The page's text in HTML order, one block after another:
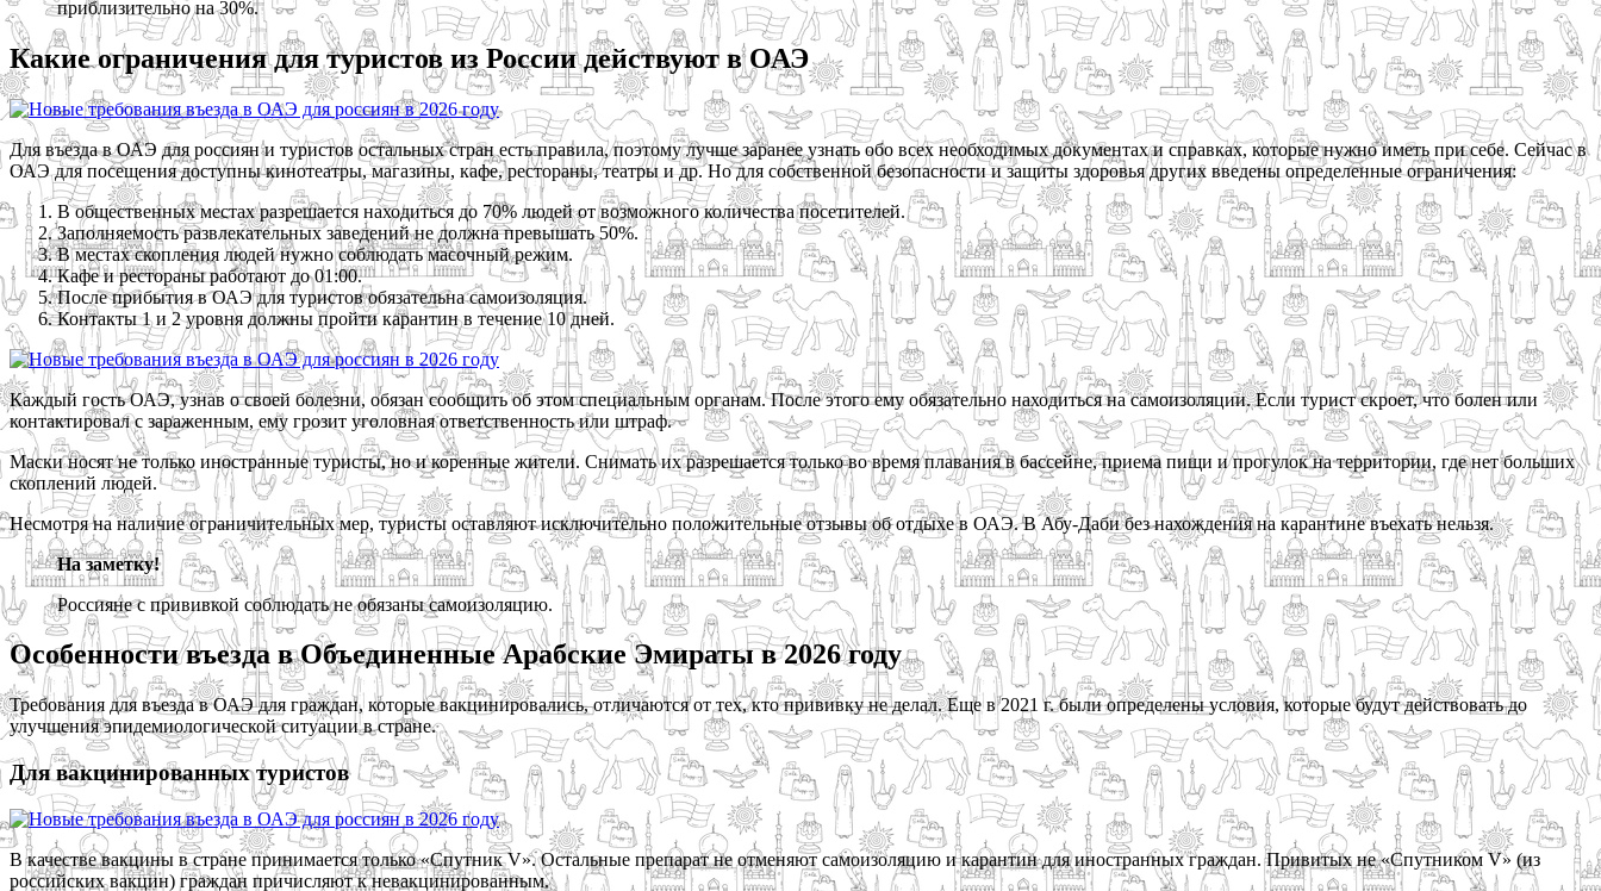
приблизительно на 30%.
Какие ограничения для туристов из России действуют в ОАЭ
Для въезда в ОАЭ для россиян и туристов остальных стран есть правила, поэтому лучше заранее узнать обо всех необходимых документах и справках, которые нужно иметь при себе. Сейчас в
ОАЭ для посещения доступны кинотеатры, магазины, кафе, рестораны, театры и др. Но для собственной безопасности и защиты здоровья других введены определенные ограничения:
В общественных местах разрешается находиться до 70% людей от возможного количества посетителей.
Заполняемость развлекательных заведений не должна превышать 50%.
В местах скопления людей нужно соблюдать масочный режим.
Кафе и рестораны работают до 01:00.
После прибытия в ОАЭ для туристов обязательна самоизоляция.
Контакты 1 и 2 уровня должны пройти карантин в течение 10 дней.
Каждый гость ОАЭ, узнав о своей болезни, обязан сообщить об этом специальным органам. После этого ему обязательно находиться на самоизоляции. Если турист скроет, что болен или
контактировал с зараженным, ему грозит уголовная ответственность или штраф.
Маски носят не только иностранные туристы, но и коренные жители. Снимать их разрешается только во время плавания в бассейне, приема пищи и прогулок на территории, где нет больших
скоплений людей.
Несмотря на наличие ограничительных мер, туристы оставляют исключительно положительные отзывы об отдыхе в ОАЭ. В Абу-Даби без нахождения на карантине въехать нельзя.
На заметку!
Россияне с прививкой соблюдать не обязаны самоизоляцию.
Особенности въезда в Объединенные Арабские Эмираты в 2026 году
Требования для въезда в ОАЭ для граждан, которые вакцинировались, отличаются от тех, кто прививку не делал. Еще в 2021 г. были определены условия, которые будут действовать до
улучшения эпидемиологической ситуации в стране.
Для вакцинированных туристов
В качестве вакцины в стране принимается только «Спутник V». Остальные препарат не отменяют самоизоляцию и карантин для иностранных граждан. Привитых не «Спутником V» (из
российских вакцин) граждан причисляют к невакцинированным.